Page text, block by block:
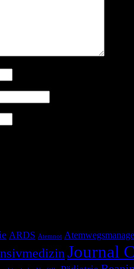
ARDS Atemnot
Journal